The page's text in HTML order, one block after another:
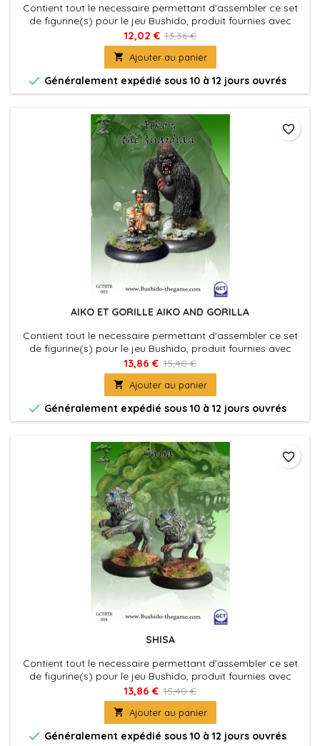
Contient tout le necessaire permettant d'assembler ce set
de figurine(s) pour le jeu Bushido, produit fournies avec
leurs socles en plastique. Figurine(s) à peindre et à
assembler
12,02 € 13,36 €
 Ajouter au panier
 Généralement expédié sous 10 à 12 jours ouvrés
AIKO ET GORILLE AIKO AND GORILLA
Contient tout le necessaire permettant d'assembler ce set
de figurine(s) pour le jeu Bushido, produit fournies avec
leurs socles en plastique. Figurine(s) à peindre et à
assembler
13,86 € 15,40 €
 Ajouter au panier
 Généralement expédié sous 10 à 12 jours ouvrés
favorite_border
SHISA
Contient tout le necessaire permettant d'assembler ce set
de figurine(s) pour le jeu Bushido, produit fournies avec
leurs socles en plastique. Figurine(s) à peindre et à
assembler
13,86 € 15,40 €
 Ajouter au panier
 Généralement expédié sous 10 à 12 jours ouvrés
favorite_border